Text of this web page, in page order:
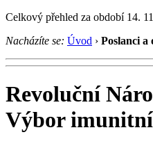
Celkový přehled za období 14.
Nacházíte se: Úvod › Poslanci a
Revoluční
Výbor imunitní